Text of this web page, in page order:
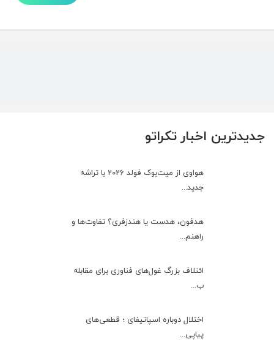
جدیدترین اخبار تکراتو
هواوی از میت‌بوک فولد 2026 با تراشه
جدید...
هدفون، هدست یا هندزفری؟ تفاوت‌ها و
راهنم...
ائتلاف بزرگ غول‌های فناوری برای مقابله
ب...
اختلال دوباره اسپاتیفای ؛ قطعی‌های
پیاپی...